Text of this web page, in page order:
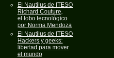
El Nautilus de ITESO
Richard Couture,
el lobo tecnológico
por Norma Mendoza
El Nautilus de ITESO
Hackers y geeks:
libertad para mover
el mundo